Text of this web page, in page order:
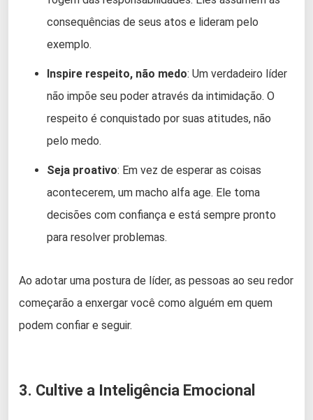
consequências de seus atos e lideram pelo
exemplo.
Inspire respeito, não medo: Um verdadeiro líder
não impõe seu poder através da intimidação. O
respeito é conquistado por suas atitudes, não
pelo medo.
Seja proativo: Em vez de esperar as coisas
acontecerem, um macho alfa age. Ele toma
decisões com confiança e está sempre pronto
para resolver problemas.
Ao adotar uma postura de líder, as pessoas ao seu redor
começarão a enxergar você como alguém em quem
podem confiar e seguir.
3. Cultive a Inteligência Emocional